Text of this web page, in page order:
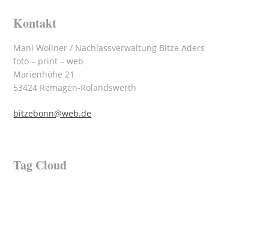
Kontakt
Mani Wollner / Nachlassverwaltung Bitze Aders
foto – print – web
Marienhöhe 21
53424 Remagen-Rolandswerth
bitzebonn@web.de
Tag Cloud